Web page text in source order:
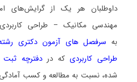
داوطلبان هر یک از گرایش‌های
مهندسی مکانیک – طراحی
به سرفصل های آزمون دکتری
طراحی کاربردی که در دفترچه ثبت
شده، نسبت به مطالعه و کسب آمادگی